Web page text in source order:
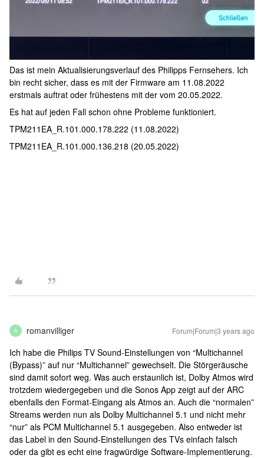
Das ist mein Aktualisierungsverlauf des Philipps Fernsehers. Ich
bin recht sicher, dass es mit der Firmware am 11.08.2022
erstmals auftrat oder frühestens mit der vom 20.05.2022.
Es hat auf jeden Fall schon ohne Probleme funktioniert.
TPM211EA_R.101.000.178.222 (11.08.2022)
TPM211EA_R.101.000.136.218 (20.05.2022)
R romanvilliger Forum|Forum|3 years ago
Ich habe die Philips TV Sound-Einstellungen von “Multichannel
(Bypass)” auf nur “Multichannel” gewechselt. Die Störgeräusche
sind damit sofort weg. Was auch erstaunlich ist, Dolby Atmos wird
trotzdem wiedergegeben und die Sonos App zeigt auf der ARC
ebenfalls den Format-Eingang als Atmos an. Auch die “normalen”
Streams werden nun als Dolby Multichannel 5.1 und nicht mehr
“nur” als PCM Multichannel 5.1 ausgegeben. Also entweder ist
das Label in den Sound-Einstellungen des TVs einfach falsch
oder da gibt es echt eine fragwürdige Software-Implementierung.